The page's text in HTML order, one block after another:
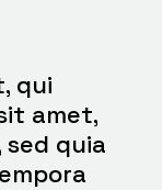
qui
amet,
quia